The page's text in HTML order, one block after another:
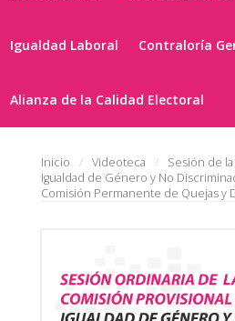
Igualdad Laboral Contraloría
Alianza de la Calidad Electoral
Inicio Videoteca
Sesión de
Igualdad de Género y No
Comisión Permanente de Quejas y